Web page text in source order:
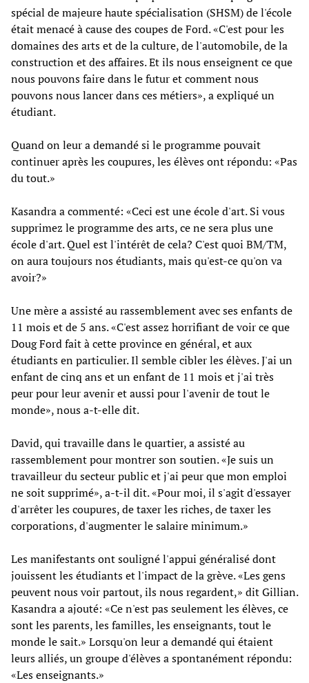
spécial de majeure haute spécialisation (SHSM) de l'école
était menacé à cause des coupes de Ford. «C'est pour les
domaines des arts et de la culture, de l'automobile, de la
construction et des affaires. Et ils nous enseignent ce que
nous pouvons faire dans le futur et comment nous
pouvons nous lancer dans ces métiers», a expliqué un
étudiant.
Quand on leur a demandé si le programme pouvait
continuer après les coupures, les élèves ont répondu: «Pas
du tout.»
Kasandra a commenté: «Ceci est une école d'art. Si vous
supprimez le programme des arts, ce ne sera plus une
école d'art. Quel est l'intérêt de cela? C'est quoi BM/TM,
on aura toujours nos étudiants, mais qu'est-ce qu'on va
avoir?»
Une mère a assisté au rassemblement avec ses enfants de
11 mois et de 5 ans. «C'est assez horrifiant de voir ce que
Doug Ford fait à cette province en général, et aux
étudiants en particulier. Il semble cibler les élèves. J'ai un
enfant de cinq ans et un enfant de 11 mois et j'ai très
peur pour leur avenir et aussi pour l'avenir de tout le
monde», nous a-t-elle dit.
David, qui travaille dans le quartier, a assisté au
rassemblement pour montrer son soutien. «Je suis un
travailleur du secteur public et j'ai peur que mon emploi
ne soit supprimé», a-t-il dit. «Pour moi, il s'agit d'essayer
d'arrêter les coupures, de taxer les riches, de taxer les
corporations, d'augmenter le salaire minimum.»
Les manifestants ont souligné l'appui généralisé dont
jouissent les étudiants et l'impact de la grève. «Les gens
peuvent nous voir partout, ils nous regardent,» dit Gillian.
Kasandra a ajouté: «Ce n'est pas seulement les élèves, ce
sont les parents, les familles, les enseignants, tout le
monde le sait.» Lorsqu'on leur a demandé qui étaient
leurs alliés, un groupe d'élèves a spontanément répondu:
«Les enseignants.»